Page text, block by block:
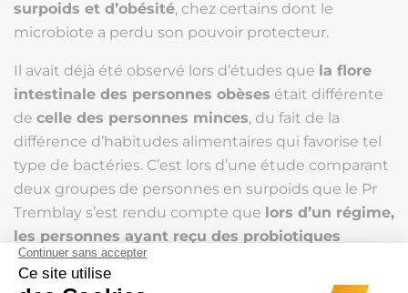
surpoids et d’obésité, chez certains dont le
microbiote a perdu son pouvoir protecteur.
Il avait déjà été observé lors d’études que la flore
intestinale des personnes obèses était différente
de celle des personnes minces, du fait de la
différence d’habitudes alimentaires qui favorise tel
type de bactéries. C’est lors d’une étude comparant
deux groupes de personnes en surpoids que le Pr
Tremblay s’est rendu compte que lors d’un régime,
les personnes ayant reçu des probiotiques
perdaient deux fois plus de poids
encore une fois en évidence le rôle de la flore